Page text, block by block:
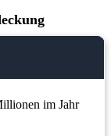
im Jahr